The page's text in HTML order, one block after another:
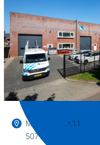
Binnen kijken?
Magazijnweg 11
5071 NW Udenhout